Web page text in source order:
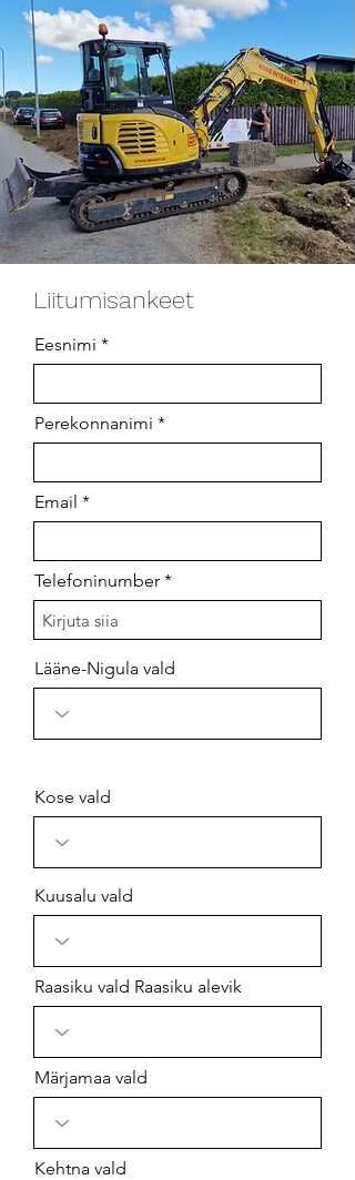
Liitumisankeet
Eesnimi
Perekonnanimi
Email
Telefoninumber
Lääne-Nigula vald
Kose vald
Kuusalu vald
Raasiku vald Raasiku alevik
Märjamaa vald
Kehtna vald